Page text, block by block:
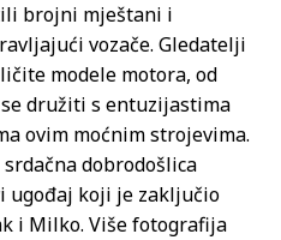
brojni mještani i
vozače. Gledatelji
modele motora, od
družiti s entuzijastima
ovim moćnim strojevima.
dobrodošlica
ugođaj koji je zaključio
i Milko. Više fotografija